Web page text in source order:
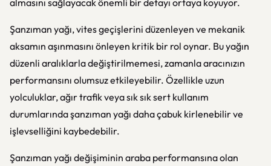
almasını sağlayacak önemli bir detayı ortaya koyuyor.
Şanzıman yağı, vites geçişlerini düzenleyen ve mekanik
aksamın aşınmasını önleyen kritik bir rol oynar. Bu yağın
düzenli aralıklarla değiştirilmemesi, zamanla aracınızın
performansını olumsuz etkileyebilir. Özellikle uzun
yolculuklar, ağır trafik veya sık sık sert kullanım
durumlarında şanzıman yağı daha çabuk kirlenebilir ve
işlevselliğini kaybedebilir.
Şanzıman yağı değişiminin araba performansına olan